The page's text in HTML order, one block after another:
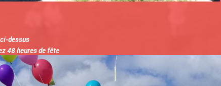
dessus
48 heures de fête